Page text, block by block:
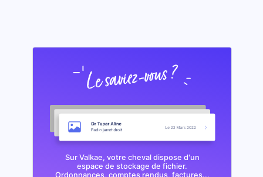
Sur Valkae, votre cheval dispose d'un
espace de stockage de fichier.
Ordonnances, comptes rendus, factures...